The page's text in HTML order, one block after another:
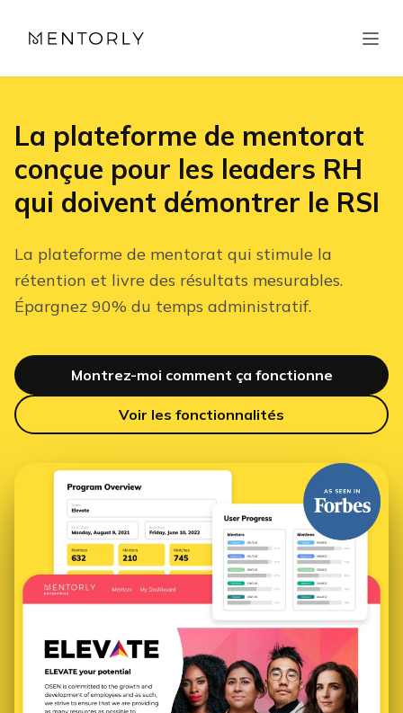
La plateforme de mentorat
conçue pour les leaders RH
qui doivent démontrer le RSI
La plateforme de mentorat qui stimule la
rétention et livre des résultats mesurables.
Épargnez 90% du temps administratif.
Montrez-moi comment ça fonctionne
Voir les fonctionnalités